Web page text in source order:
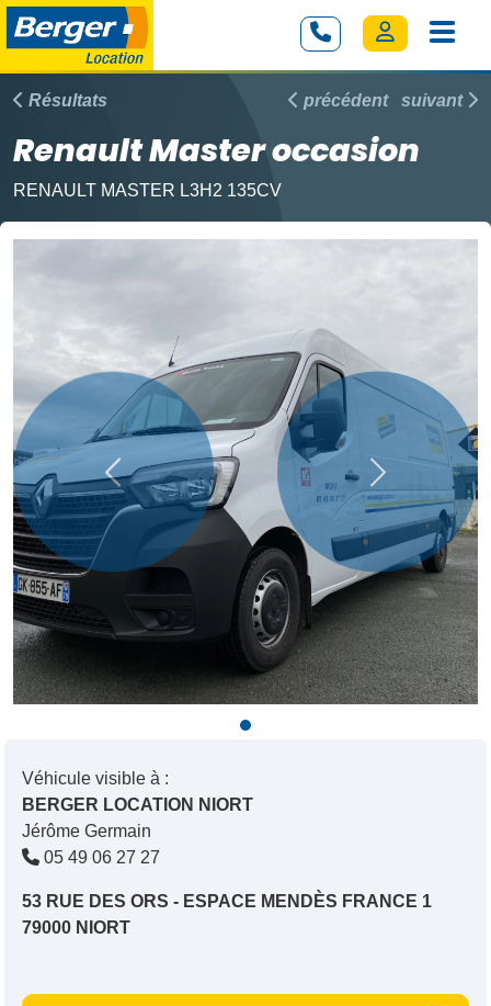
Résultats précédent suivant
Renault Master occasion
RENAULT MASTER L3H2 135CV
Précédent Suivant
Véhicule visible à :
BERGER LOCATION NIORT
Jérôme Germain
05 49 06 27 27
53 RUE DES ORS - ESPACE MENDÈS FRANCE 1
79000 NIORT